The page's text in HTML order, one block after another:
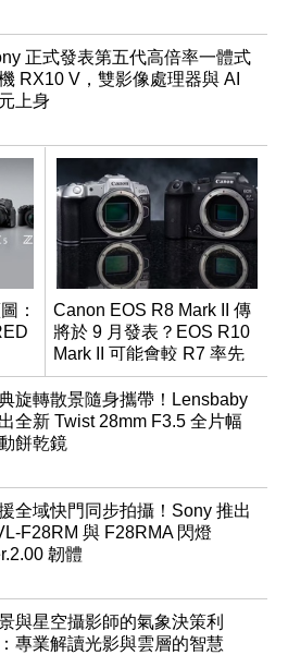
正式發表第五代高倍率一體式
RX10 V，雙影像處理器與 AI
上身
：
Canon EOS R8 Mark II 傳
將於 9 月發表？EOS R10
Mark II 可能會較 R7 率先
推出
旋轉散景隨身攜帶！Lensbaby
全新 Twist 28mm F3.5 全片幅
餅乾鏡
全域快門同步拍攝！Sony 推出
F28RM 與 F28RMA 閃燈
韌體
與星空攝影師的氣象決策利
專業解讀光影與雲層的智慧